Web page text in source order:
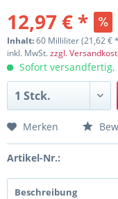
12,97 € *
Inhalt:60 Milliliter (21,62 €
inkl. MwSt.zzgl.
Sofort versandfertig,
Merken
Artikel-Nr.:
Beschreibung